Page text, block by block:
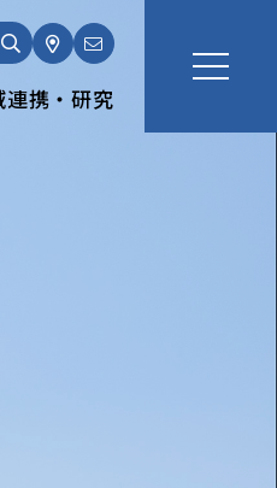
連携・研究